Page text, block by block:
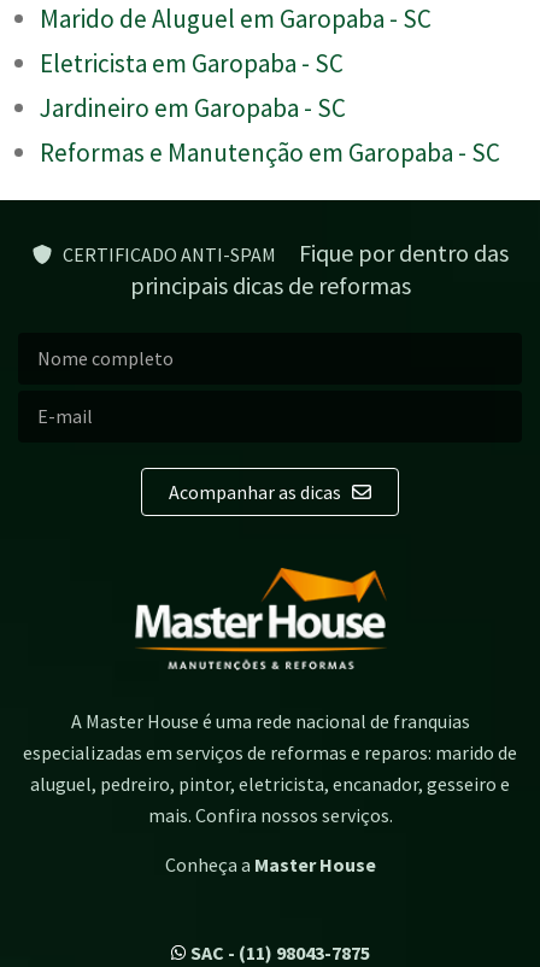
Marido de Aluguel em Garopaba - SC
Eletricista em Garopaba - SC
Jardineiro em Garopaba - SC
Reformas e Manutenção em Garopaba - SC
CERTIFICADO ANTI-SPAM
Fique por dentro das
principais dicas de reformas
Acompanhar as dicas
A Master House é uma rede nacional de franquias
especializadas em serviços de reformas e reparos: marido de
aluguel, pedreiro, pintor, eletricista, encanador, gesseiro e
mais. Confira nossos serviços.
Conheça a Master House
SAC - (11) 98043-7875